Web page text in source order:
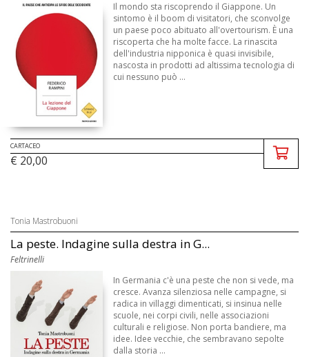
Il mondo sta riscoprendo il Giappone. Un
sintomo è il boom di visitatori, che sconvolge
un paese poco abituato all'overtourism. È una
riscoperta che ha molte facce. La rinascita
dell'industria nipponica è quasi invisibile,
nascosta in prodotti ad altissima tecnologia di
cui nessuno può ...
CARTACEO
€ 20,00
Tonia Mastrobuoni
La peste. Indagine sulla destra in G...
Feltrinelli
In Germania c'è una peste che non si vede, ma
cresce. Avanza silenziosa nelle campagne, si
radica in villaggi dimenticati, si insinua nelle
scuole, nei corpi civili, nelle associazioni
culturali e religiose. Non porta bandiere, ma
idee. Idee vecchie, che sembravano sepolte
dalla storia ...